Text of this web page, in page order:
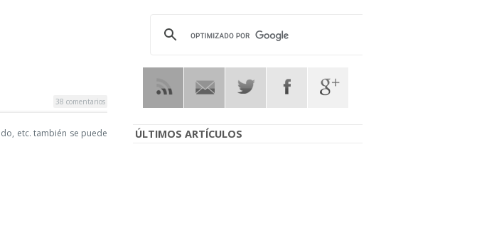
38 comentarios
etc. también se puede
ÚLTIMOS ARTÍCULOS